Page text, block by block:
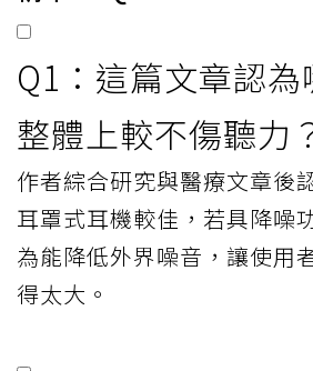
Q1：這篇文章認
整體上較不傷聽力
作者綜合研究與醫療文章後
耳罩式耳機較佳，若具降噪
為能降低外界噪音，讓使用
得太大。